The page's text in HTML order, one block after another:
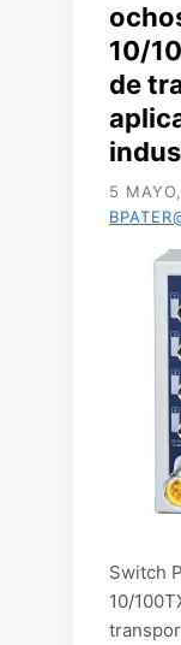
10/
de
5
Switch
10/